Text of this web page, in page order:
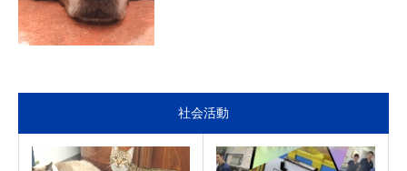
社会活動
contact us